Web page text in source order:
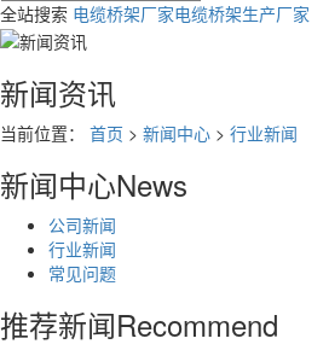
全站搜索 电缆桥架厂家电缆桥架生产厂家
新闻资讯
当前位置： 首页 > 新闻中心 > 行业新闻
新闻中心News
公司新闻
行业新闻
常见问题
推荐新闻Recommend